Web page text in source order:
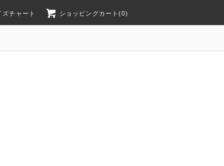
チャート ショッピングカート(0)